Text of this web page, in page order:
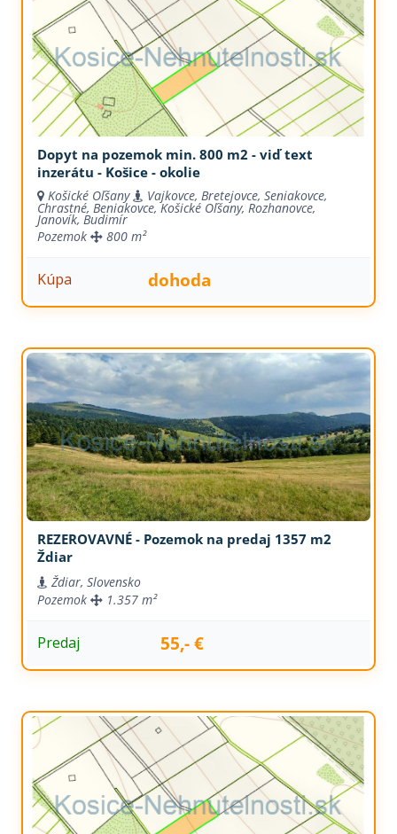
Dopyt na pozemok min. 800 m2 - viď text
inzerátu - Košice - okolie
Košické Oľšany Vajkovce, Bretejovce, Seniakovce,
Chrastné, Beniakovce, Košické Oľšany, Rozhanovce,
Janovík, Budimír
Pozemok
800 m²
Kúpa dohoda
REZEROVAVNÉ - Pozemok na predaj 1357 m2
Ždiar
Ždiar, Slovensko
Pozemok
1.357 m²
Predaj 55,- €